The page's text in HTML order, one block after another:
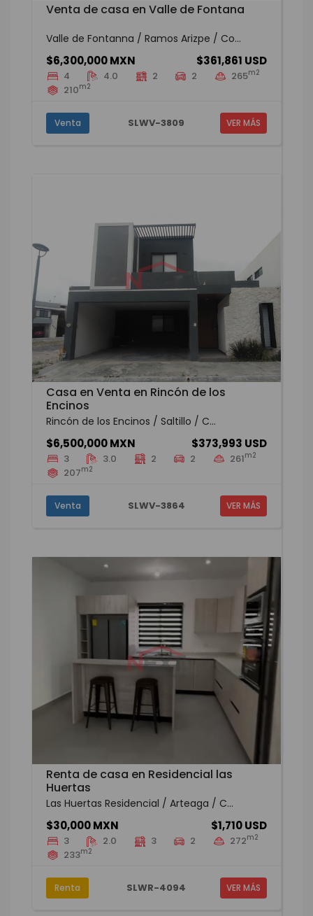
Venta de casa en Valle de Fontana
Valle de Fontanna / Ramos Arizpe / Co...
$6,300,000 MXN $361,861 USD
4 4.0 2 2 265m2
210m2
Venta SLWV-3809 VER MÁS
Casa en Venta en Rincón de los
Encinos
Rincón de los Encinos / Saltillo / C...
$6,500,000 MXN $373,993 USD
3 3.0 2 2 261m2
207m2
Venta SLWV-3864 VER MÁS
Renta de casa en Residencial las
Huertas
Las Huertas Residencial / Arteaga / C...
$30,000 MXN $1,710 USD
3 2.0 3 2 272m2
233m2
Renta SLWR-4094 VER MÁS